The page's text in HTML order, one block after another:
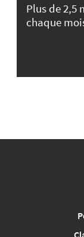
Plus de 2,5
chaque